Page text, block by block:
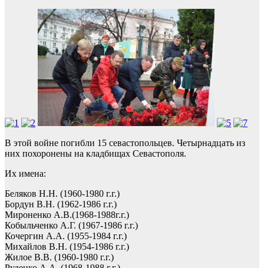
В этой войне погибли 15 севастопольцев. Четырнадцать из
них похоронены на кладбищах Севастополя.
Их имена:
Беляков Н.Н. (1960-1980 г.г.)
Бордун В.Н. (1962-1986 г.г.)
Мироненко А.В.(1968-1988г.г.)
Кобыльченко А.Г. (1967-1986 г.г.)
Кочергин А.А. (1955-1984 г.г.)
Михайлов В.Н. (1954-1986 г.г.)
Жилое В.В. (1960-1980 г.г.)